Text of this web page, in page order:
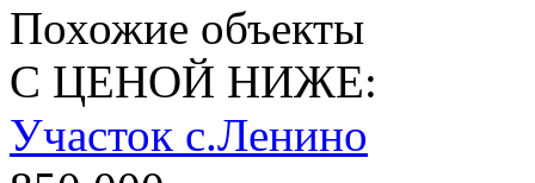
Похожие объекты
С ЦЕНОЙ НИЖЕ:
Участок с.Ленино